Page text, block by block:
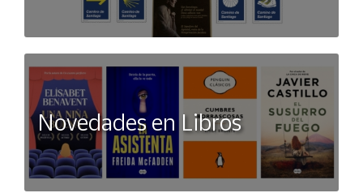
Novedades en Libros